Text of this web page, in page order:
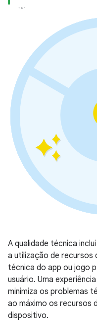
A qualidade técnica
a utilização de recursos
técnica do app ou jogo
usuário. Uma
minimiza os problemas
ao máximo os recursos
dispositivo.